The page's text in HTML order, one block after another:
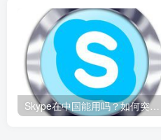
Skype在中国能用吗？如何突破限制畅享全球通话